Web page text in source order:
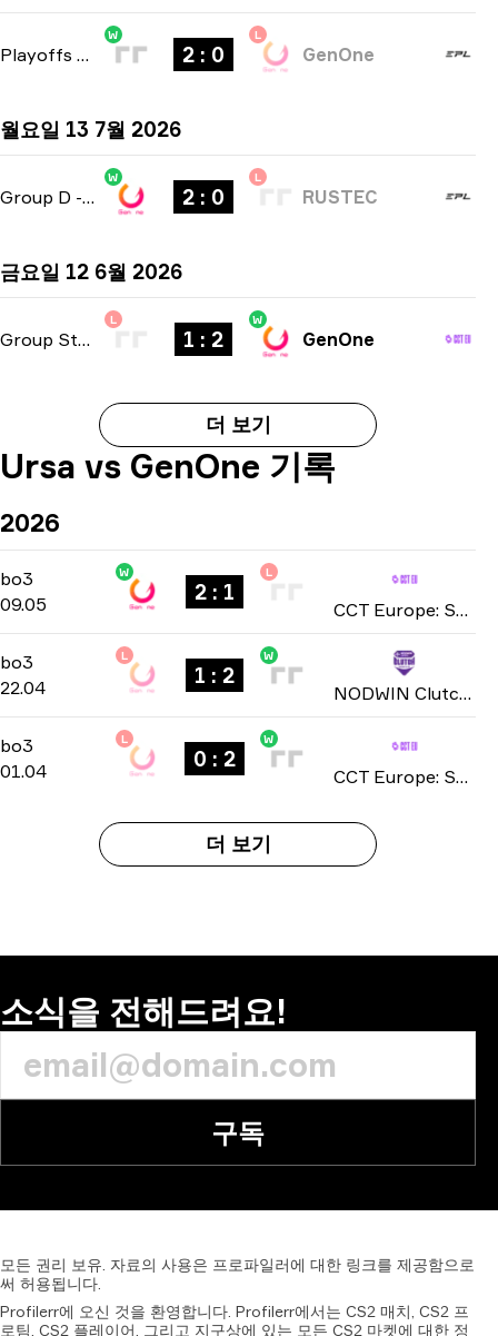
Playoffs bo3
W
2 : 0
L
GenOne
월요일 13 7월 2026
Group D - bo3
W
2 : 0
L
RUSTEC
금요일 12 6월 2026
Group Stage
L
1 : 2
W
GenOne
더 보기
Ursa vs GenOne 기록
2026
bo3 Group Stage - bo3
09.05
W
2 : 1
L
CCT Europe: Series 1 2026
bo3 Group Stage - bo3
22.04
L
1 : 2
W
NODWIN Clutch Series: Season 7 2026
bo3 -bo3
01.04
L
0 : 2
W
CCT Europe: Series #19 season 3 2026
더 보기
소식을 전해드려요!
구독
모든 권리 보유. 자료의 사용은 프로파일러에 대한 링크를 제공함으로
써 허용됩니다.
Profilerr에 오신 것을 환영합니다. Profilerr에서는 CS2 매치, CS2 프
로팀, CS2 플레이어, 그리고 지구상에 있는 모든 CS2 마켓에 대한 정